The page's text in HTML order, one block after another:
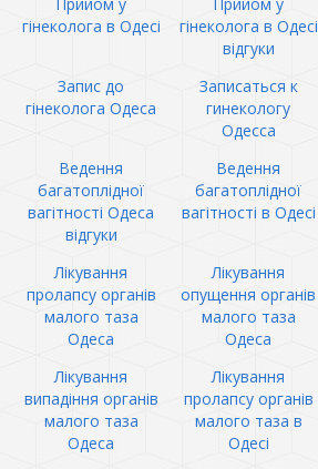
гінеколога в Одесі
гінеколога в Одесі
відгуки
Запис до
гінеколога Одеса
Записаться к
гинекологу
Одесса
Ведення
багатоплідної
вагітності Одеса
відгуки
Ведення
багатоплідної
вагітності в Одесі
Лікування
пролапсу органів
малого таза
Одеса
Лікування
опущення органів
малого таза
Одеса
Лікування
випадіння органів
малого таза
Одеса
Лікування
пролапсу органів
малого таза в
Одесі